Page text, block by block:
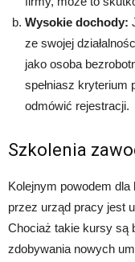
Wysokie dochody:
ze swojej
jako osoba
spełniasz kryterium
odmówić rejestracji.
Szkolenia
Kolejnym powodem
przez urząd pracy jest
Chociaż takie kursy są
zdobywania nowych